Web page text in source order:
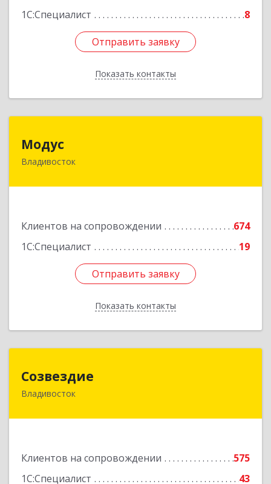
1С:Специалист
8
Отправить заявку
Показать контакты
Отправить заявку
Назад
Модус
Владивосток
Клиентов на сопровождении
674
1С:Специалист
19
Отправить заявку
Показать контакты
690091, Приморский край, Владивосток г, ул.
Отправить заявку
Назад
Созвездие
Владивосток
Клиентов на сопровождении
575
1С:Специалист
43
690069, Приморский край, Владивосток г,